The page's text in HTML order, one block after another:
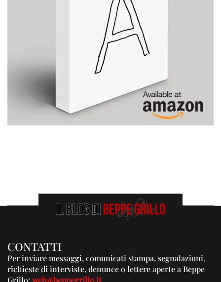
CONTATTI
Per inviare messaggi, comunicati stampa, segnalazioni,
richieste di interviste, denunce o lettere aperte a Beppe
Grillo:web@beppegrillo.it